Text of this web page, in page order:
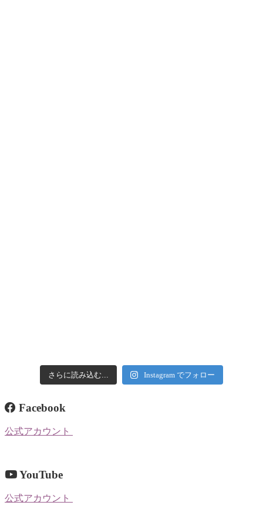
さらに読み込む... Instagram でフォロー
Facebook
公式アカウント
YouTube
公式アカウント